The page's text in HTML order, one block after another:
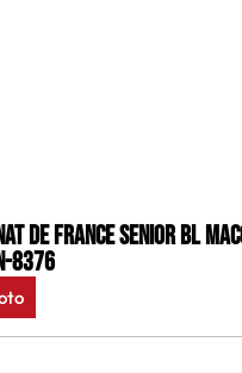
de France senior BL
8376